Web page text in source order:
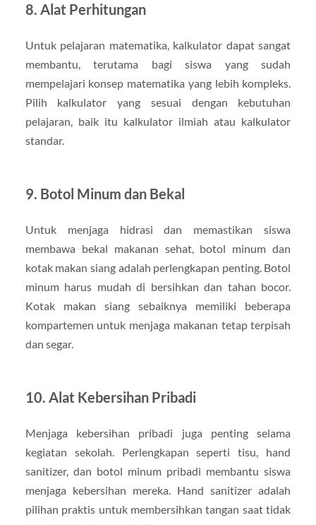
8. Alat Perhitungan
Untuk pelajaran matematika, kalkulator dapat sangat
membantu, terutama bagi siswa yang sudah
mempelajari konsep matematika yang lebih kompleks.
Pilih kalkulator yang sesuai dengan kebutuhan
pelajaran, baik itu kalkulator ilmiah atau kalkulator
standar.
9. Botol Minum dan Bekal
Untuk menjaga hidrasi dan memastikan siswa
membawa bekal makanan sehat, botol minum dan
kotak makan siang adalah perlengkapan penting. Botol
minum harus mudah di bersihkan dan tahan bocor.
Kotak makan siang sebaiknya memiliki beberapa
kompartemen untuk menjaga makanan tetap terpisah
dan segar.
10. Alat Kebersihan Pribadi
Menjaga kebersihan pribadi juga penting selama
kegiatan sekolah. Perlengkapan seperti tisu, hand
sanitizer, dan botol minum pribadi membantu siswa
menjaga kebersihan mereka. Hand sanitizer adalah
pilihan praktis untuk membersihkan tangan saat tidak